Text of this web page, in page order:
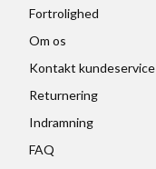
Fortrolighed
Om os
Kontakt kundeservice
Returnering
Indramning
FAQ